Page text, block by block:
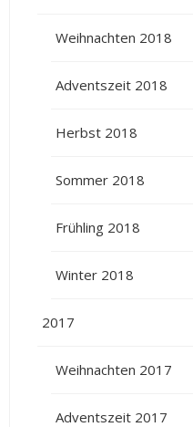
Weihnachten 2018
Adventszeit 2018
Herbst 2018
Sommer 2018
Frühling 2018
Winter 2018
2017
Weihnachten 2017
Adventszeit 2017